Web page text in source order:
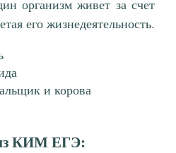
организм живет за счет
его жизнедеятельность.
и корова
КИМ ЕГЭ: